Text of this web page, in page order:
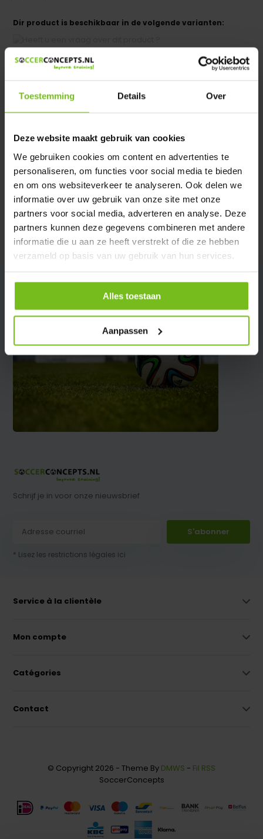
Toestemming Details Over
Deze website maakt gebruik van cookies
We gebruiken cookies om content en advertenties te
personaliseren, om functies voor social media te bieden
en om ons websiteverkeer te analyseren. Ook delen we
informatie over uw gebruik van onze site met onze
partners voor social media, adverteren en analyse. Deze
partners kunnen deze gegevens combineren met andere
informatie die u aan ze heeft verstrekt of die ze hebben
verzameld op basis van uw gebruik van hun services.
Alles toestaan
Aanpassen
Dir product is beschikbaar in de volgende varianten:
Heeft u een vraag over dit product ?
We helpen u graag met meer informatie
Spécifications
Évaluations
Partager
Schrijf je in voor onze nieuwsbrief
S'abonner
* Lisez les restrictions légales ici
Service à la clientèle
Mon compte
Catégories
Contact
© Copyright 2026 - Theme By DMWS - Fil RSS
SoccerConcepts